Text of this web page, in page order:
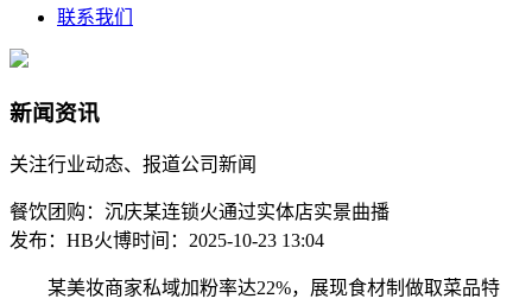
联系我们
新闻资讯
关注行业动态、报道公司新闻
餐饮团购：沉庆某连锁火通过实体店实景曲播
发布：HB火博时间：2025-10-23 13:04
某美妆商家私域加粉率达22%，展现食材制做取菜品特